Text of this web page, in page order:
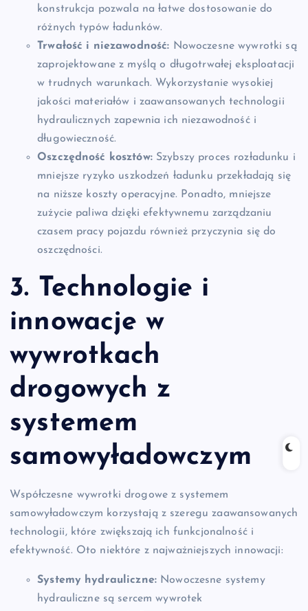
konstrukcja pozwala na łatwe dostosowanie do
różnych typów ładunków.
Trwałość i niezawodność: Nowoczesne wywrotki są
zaprojektowane z myślą o długotrwałej eksploatacji
w trudnych warunkach. Wykorzystanie wysokiej
jakości materiałów i zaawansowanych technologii
hydraulicznych zapewnia ich niezawodność i
długowieczność.
Oszczędność kosztów:Szybszy proces rozładunku i
mniejsze ryzyko uszkodzeń ładunku przekładają się
na niższe koszty operacyjne. Ponadto, mniejsze
zużycie paliwa dzięki efektywnemu zarządzaniu
czasem pracy pojazdu również przyczynia się do
oszczędności.
3. Technologie i
innowacje w
wywrotkach
drogowych z
systemem
samowyładowczym
Współczesne wywrotki drogowe z systemem
samowyładowczym korzystają z szeregu zaawansowanych
technologii, które zwiększają ich funkcjonalność i
efektywność. Oto niektóre z najważniejszych innowacji:
Systemy hydrauliczne: Nowoczesne systemy
hydrauliczne są sercem wywrotek